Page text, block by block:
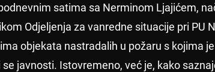
satima sa Nerminom Ljajićem,
Odjeljenja za vanredne situacije pri PU
objekata nastradalih u požaru s kojima
javnosti. Istovremeno, već je, kako